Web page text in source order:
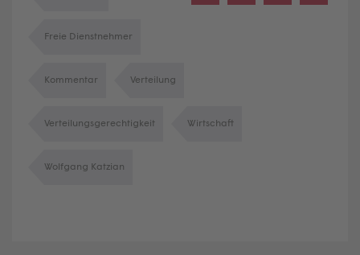
Freie Dienstnehmer
Kommentar Verteilung
Verteilungsgerechtigkeit Wirtschaft
Wolfgang Katzian